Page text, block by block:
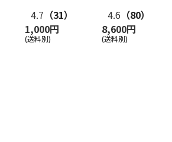
4.7 （31）
1,000円
(送料別)
4.6 （80）
8,600円
(送料別)